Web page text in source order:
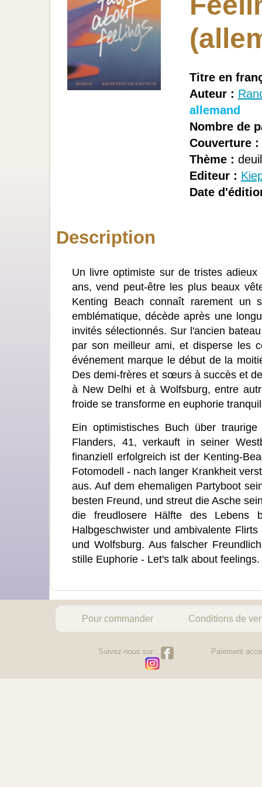
Titre en
Auteur :
allemand
Nombre de
Couverture :
Thème :
Editeur :
Date
Description
Un livre optimiste sur de tristes
ans, vend peut-être les plus beaux
Kenting Beach connaît rarement un
emblématique, décède après une
invités sélectionnés. Sur l'ancien
par son meilleur ami, et disperse les
événement marque le début de la
Des demi-frères et sœurs à succès et
à New Delhi et à Wolfsburg, entre
froide se transforme en euphorie
Ein optimistisches Buch über
Flanders, 41, verkauft in seiner
finanziell erfolgreich ist der Kenting-
Fotomodell - nach langer Krankheit
aus. Auf dem ehemaligen Partyboot
besten Freund, und streut die Asche
die freudlosere Hälfte des Lebens
Halbgeschwister und ambivalente
und Wolfsburg. Aus falscher
stille Euphorie - Let's talk about feelings.
Pour commander Conditions de
Suivez-nous sur : Paiement